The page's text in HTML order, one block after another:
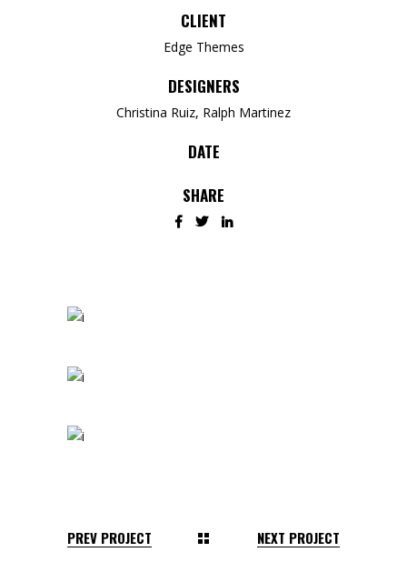
CLIENT
Edge Themes
DESIGNERS
Christina Ruiz, Ralph Martinez
DATE
SHARE
PREV PROJECT NEXT PROJECT